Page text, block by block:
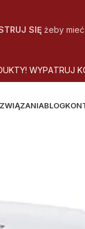
SIĘżeby mieć
UKTY! WYPATRUJ K
BLOG